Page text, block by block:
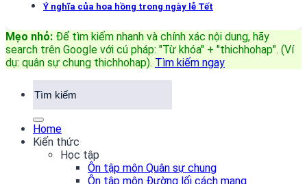
Ý nghĩa của hoa hồng trong ngày lễ Tết
Mẹo nhỏ: Để tìm kiếm nhanh và chính xác nội dung, hãy
search trên Google với cú pháp: "Từ khóa" + "thichhohap". (Ví
dụ: quân sự chung thichhohap). Tìm kiếm ngay
Home
Kiến thức
Học tập
Ôn tập môn Quân sự chung
Ôn tập môn Đường lối cách mạng